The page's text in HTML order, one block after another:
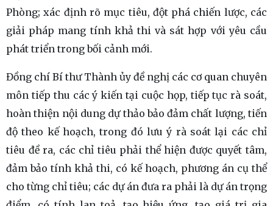
Phòng; xác định rõ mục tiêu, đột phá chiến lược, các
giải pháp mang tính khả thi và sát hợp với yêu cầu
phát triển trong bối cảnh mới.
Đồng chí Bí thư Thành ủy đề nghị các cơ quan chuyên
môn tiếp thu các ý kiến tại cuộc họp, tiếp tục rà soát,
hoàn thiện nội dung dự thảo bảo đảm chất lượng, tiến
độ theo kế hoạch, trong đó lưu ý rà soát lại các chỉ
tiêu đề ra, các chỉ tiêu phải thể hiện được quyết tâm,
đảm bảo tính khả thi, có kế hoạch, phương án cụ thể
cho từng chỉ tiêu; các dự án đưa ra phải là dự án trọng